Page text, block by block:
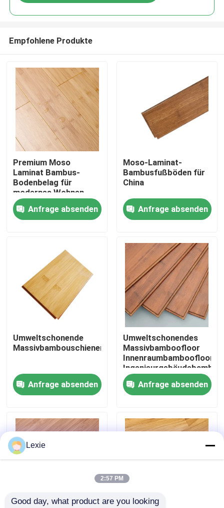
Haus
Videos
Über uns
Fabrik-Ausflug
Qualitätskontrolle
Nachrichten
Bambusrohstoff
Empfohlene Produkte
Premium Moso
Laminat Bambus-
Bodenbelag für
modernes Wohnen
Anfrage absenden
Moso-Laminat-
Bambusfußböden für
China
Anfrage absenden
Umweltschonende
Massivbambouschienen
Anfrage absenden
Umweltschonendes
Massivbamboofloor
Innenraumbamboofloor
Anfrage absenden
Lexie
2:57 PM
Good day, what product are you looking